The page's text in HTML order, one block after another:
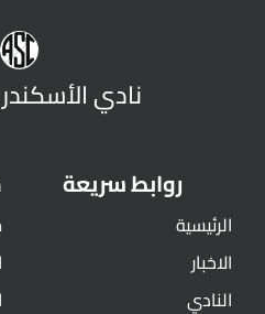
نادي
روابط سريعة
الرئيسية
الاخبار
النادي